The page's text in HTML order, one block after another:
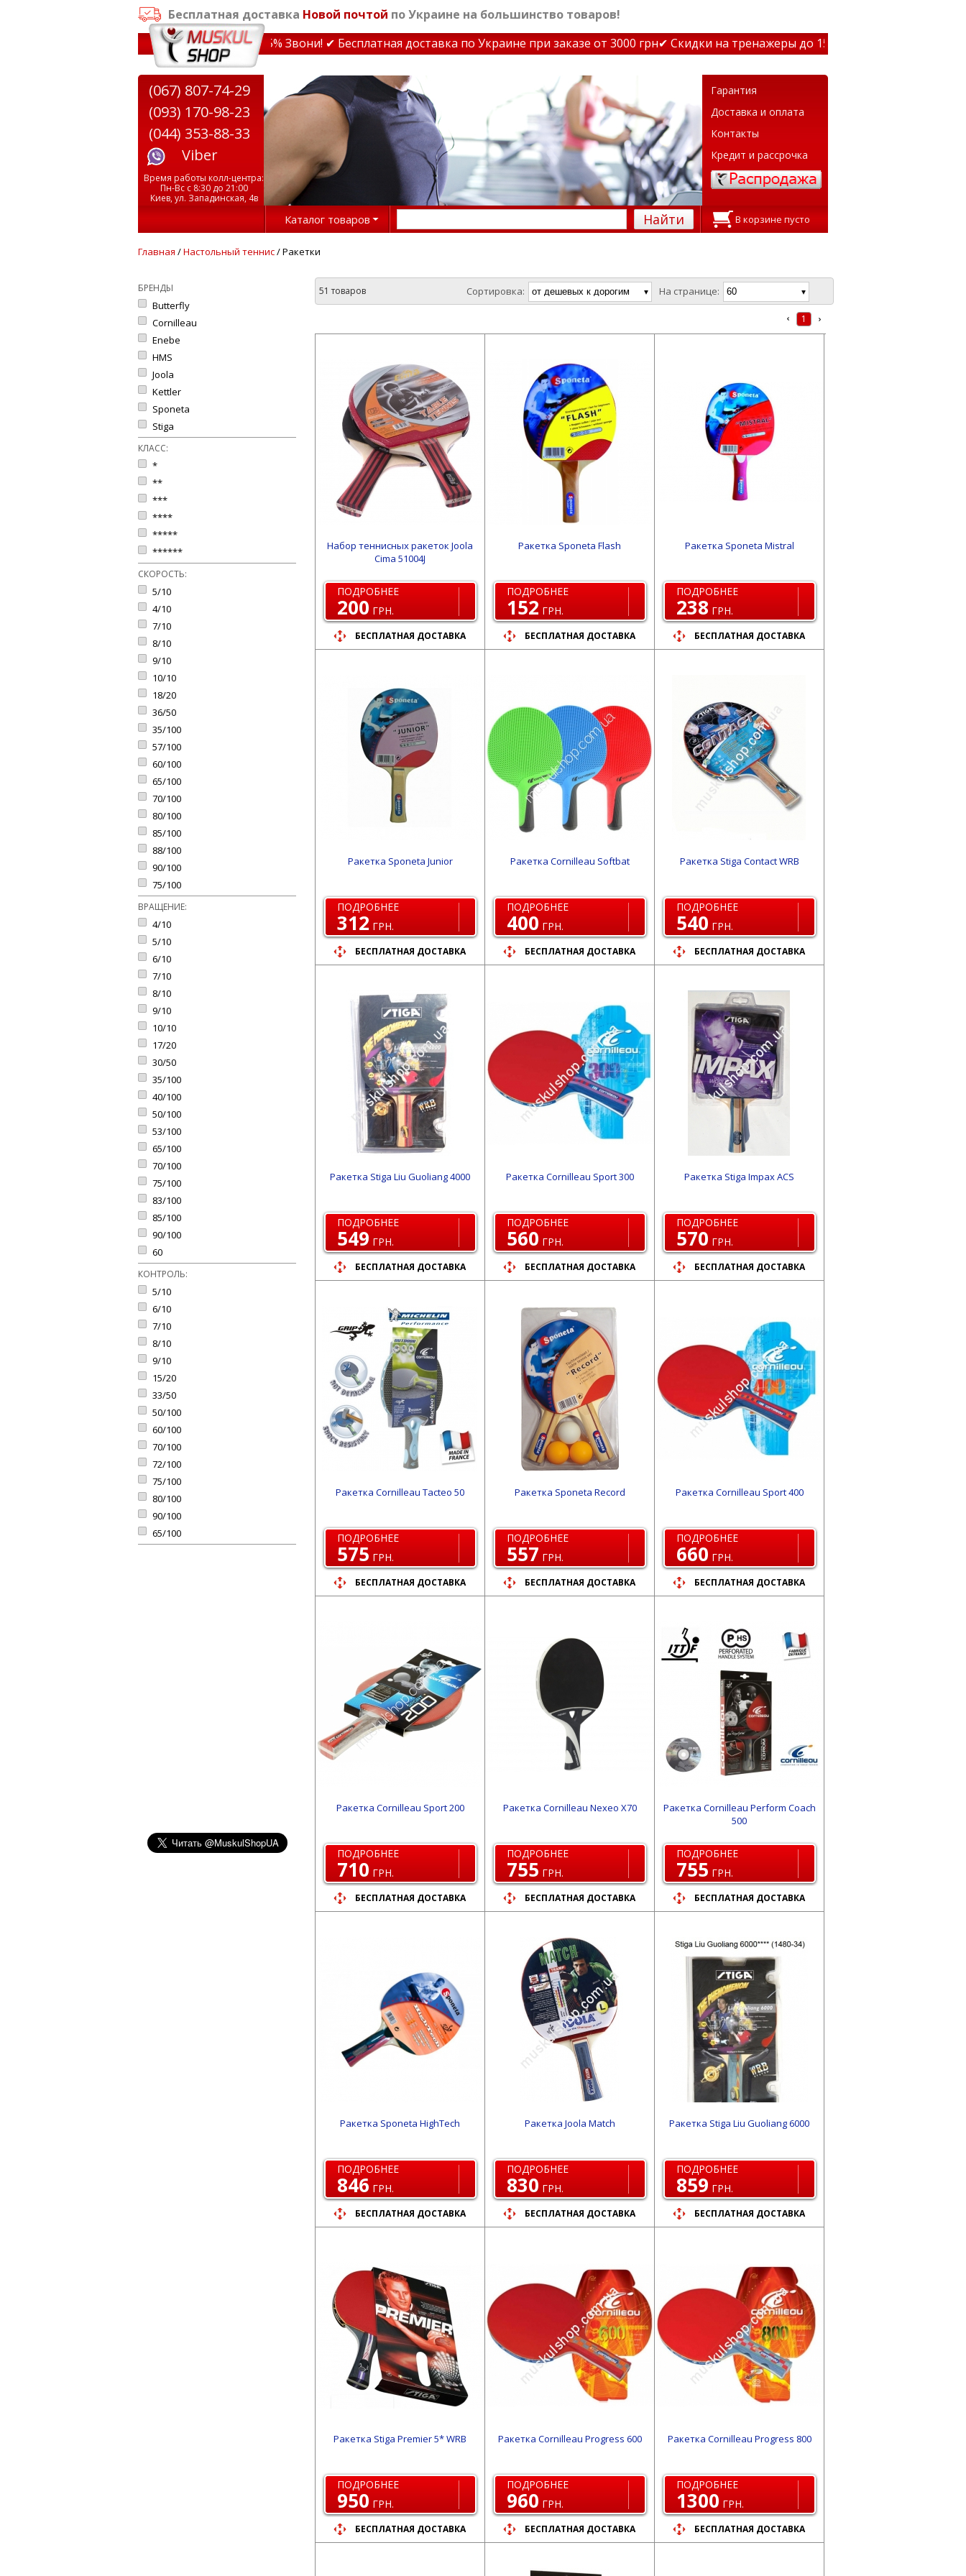
Бесплатная доставка Новой почтой по Украине на большинство товаров!
✔ Скидки на тренажеры до 15% Звони! ✔ Бесплатная доставка по Украине при заказе от 3000 грн ✔ Скидки на тренажеры до 15% Звони! ✔ Бесплатная
Гарантия
Доставка и оплата
Контакты
Кредит и рассрочка
(067) 807-74-29
(093) 170-98-23
(044) 353-88-33
Viber
Время работы колл-центра:
Пн-Вс с 8:30 до 21:00
Киев, ул. Западинская, 4в
Каталог товаров Найти В корзине пусто
Главная /Настольный теннис/ Ракетки
БРЕНДЫ
Butterfly
Cornilleau
Enebe
HMS
Joola
Kettler
Sponeta
Stiga
КЛАСС:
*
**
***
****
*****
******
СКОРОСТЬ:
5/10
4/10
7/10
8/10
9/10
10/10
18/20
36/50
35/100
57/100
60/100
65/100
70/100
80/100
85/100
88/100
90/100
75/100
ВРАЩЕНИЕ:
4/10
5/10
6/10
7/10
8/10
9/10
10/10
17/20
30/50
35/100
40/100
50/100
53/100
65/100
70/100
75/100
83/100
85/100
90/100
60
КОНТРОЛЬ:
5/10
6/10
7/10
8/10
9/10
15/20
33/50
50/100
60/100
70/100
72/100
75/100
80/100
90/100
65/100
51 товаров Сортировка: На странице:
1
Набор теннисных ракеток Joola
Cima 51004J
ПОДРОБНЕЕ
200 ГРН.
БЕСПЛАТНАЯ ДОСТАВКА
Ракетка Sponeta Flash
ПОДРОБНЕЕ
152 ГРН.
БЕСПЛАТНАЯ ДОСТАВКА
Ракетка Sponeta Mistral
ПОДРОБНЕЕ
238 ГРН.
БЕСПЛАТНАЯ ДОСТАВКА
Ракетка Sponeta Junior
ПОДРОБНЕЕ
312 ГРН.
БЕСПЛАТНАЯ ДОСТАВКА
Ракетка Cornilleau Softbat
ПОДРОБНЕЕ
400 ГРН.
БЕСПЛАТНАЯ ДОСТАВКА
Ракетка Stiga Contact WRB
ПОДРОБНЕЕ
540 ГРН.
БЕСПЛАТНАЯ ДОСТАВКА
Ракетка Stiga Liu Guoliang 4000
ПОДРОБНЕЕ
549 ГРН.
БЕСПЛАТНАЯ ДОСТАВКА
Ракетка Cornilleau Sport 300
ПОДРОБНЕЕ
560 ГРН.
БЕСПЛАТНАЯ ДОСТАВКА
Ракетка Stiga Impax ACS
ПОДРОБНЕЕ
570 ГРН.
БЕСПЛАТНАЯ ДОСТАВКА
Ракетка Cornilleau Tacteo 50
ПОДРОБНЕЕ
575 ГРН.
БЕСПЛАТНАЯ ДОСТАВКА
Ракетка Sponeta Record
ПОДРОБНЕЕ
557 ГРН.
БЕСПЛАТНАЯ ДОСТАВКА
Ракетка Cornilleau Sport 400
ПОДРОБНЕЕ
660 ГРН.
БЕСПЛАТНАЯ ДОСТАВКА
Ракетка Cornilleau Sport 200
ПОДРОБНЕЕ
710 ГРН.
БЕСПЛАТНАЯ ДОСТАВКА
Ракетка Cornilleau Nexeo X70
ПОДРОБНЕЕ
755 ГРН.
БЕСПЛАТНАЯ ДОСТАВКА
Ракетка Cornilleau Perform Coach
500
ПОДРОБНЕЕ
755 ГРН.
БЕСПЛАТНАЯ ДОСТАВКА
Ракетка Sponeta HighTech
ПОДРОБНЕЕ
846 ГРН.
БЕСПЛАТНАЯ ДОСТАВКА
Ракетка Joola Match
ПОДРОБНЕЕ
830 ГРН.
БЕСПЛАТНАЯ ДОСТАВКА
Ракетка Stiga Liu Guoliang 6000
ПОДРОБНЕЕ
859 ГРН.
БЕСПЛАТНАЯ ДОСТАВКА
Ракетка Stiga Premier 5* WRB
ПОДРОБНЕЕ
950 ГРН.
БЕСПЛАТНАЯ ДОСТАВКА
Ракетка Cornilleau Progress 600
ПОДРОБНЕЕ
960 ГРН.
БЕСПЛАТНАЯ ДОСТАВКА
Ракетка Cornilleau Progress 800
ПОДРОБНЕЕ
1300 ГРН.
БЕСПЛАТНАЯ ДОСТАВКА